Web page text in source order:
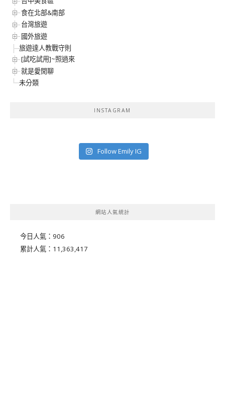
食在北部&南部
台灣旅遊
國外旅遊
旅遊達人教戰守則
[試吃試用]~照過來
就是愛閒聊
未分類
INSTAGRAM
Follow Emily IG
網站人氣統計
今日人氣： 906
累計人氣： 11,363,417